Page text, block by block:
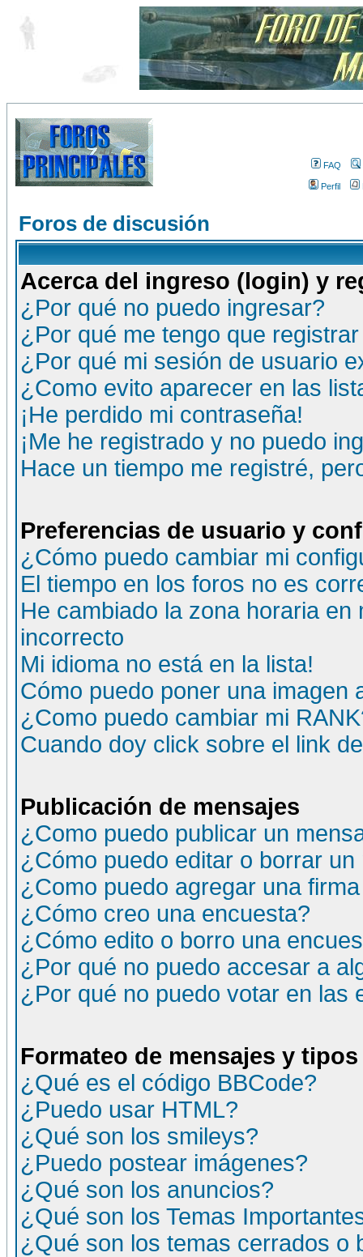
FAQ
Perfil
Foros de discusión
Acerca del ingreso (login) y
¿Por qué no puedo ingresar?
¿Por qué me tengo que
¿Por qué mi sesión de usuario
¿Como evito aparecer en las
¡He perdido mi contraseña!
¡Me he registrado y no puedo
Hace un tiempo me registré,
Preferencias de usuario y
¿Cómo puedo cambiar mi
El tiempo en los foros no es
He cambiado la zona horaria
incorrecto
Mi idioma no está en la lista!
Cómo puedo poner una imagen
¿Como puedo cambiar mi
Cuando doy click sobre el link
Publicación de mensajes
¿Como puedo publicar un
¿Cómo puedo editar o borrar un
¿Como puedo agregar una
¿Cómo creo una encuesta?
¿Cómo edito o borro una
¿Por qué no puedo accesar a
¿Por qué no puedo votar en las
Formateo de mensajes y
¿Qué es el código BBCode?
¿Puedo usar HTML?
¿Qué son los smileys?
¿Puedo postear imágenes?
¿Qué son los anuncios?
¿Qué son los Temas
¿Qué son los temas cerrados o